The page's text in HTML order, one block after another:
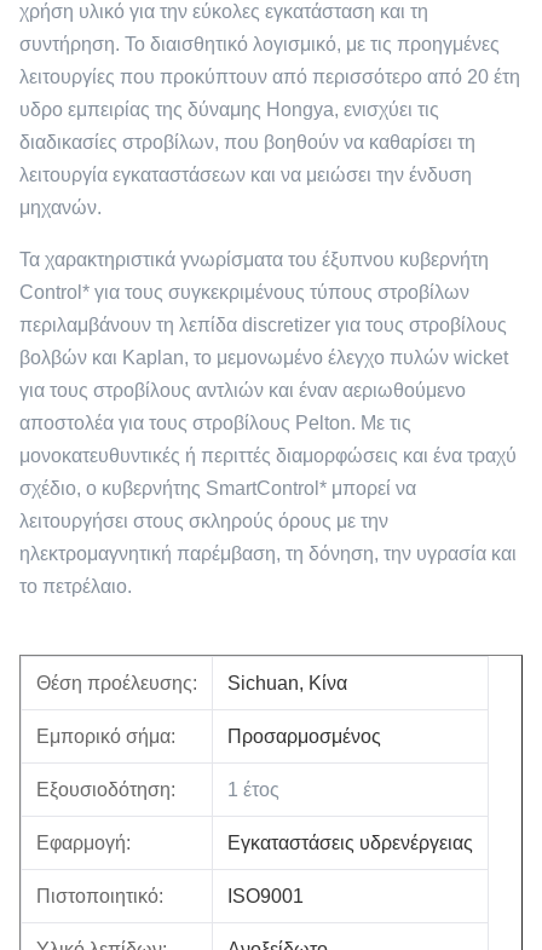
χρήση υλικό για την εύκολες εγκατάσταση και τη
συντήρηση. Το διαισθητικό λογισμικό, με τις προηγμένες
λειτουργίες που προκύπτουν από περισσότερο από 20 έτη
υδρο εμπειρίας της δύναμης Hongya, ενισχύει τις
διαδικασίες στροβίλων, που βοηθούν να καθαρίσει τη
λειτουργία εγκαταστάσεων και να μειώσει την ένδυση
μηχανών.
Τα χαρακτηριστικά γνωρίσματα του έξυπνου κυβερνήτη
Control* για τους συγκεκριμένους τύπους στροβίλων
περιλαμβάνουν τη λεπίδα discretizer για τους στροβίλους
βολβών και Kaplan, το μεμονωμένο έλεγχο πυλών wicket
για τους στροβίλους αντλιών και έναν αεριωθούμενο
αποστολέα για τους στροβίλους Pelton. Με τις
μονοκατευθυντικές ή περιττές διαμορφώσεις και ένα τραχύ
σχέδιο, ο κυβερνήτης SmartControl* μπορεί να
λειτουργήσει στους σκληρούς όρους με την
ηλεκτρομαγνητική παρέμβαση, τη δόνηση, την υγρασία και
το πετρέλαιο.
Θέση προέλευσης: Sichuan, Κίνα
Εμπορικό σήμα: Προσαρμοσμένος
Εξουσιοδότηση: 1 έτος
Εφαρμογή: Εγκαταστάσεις υδρενέργειας
Πιστοποιητικό: ISO9001